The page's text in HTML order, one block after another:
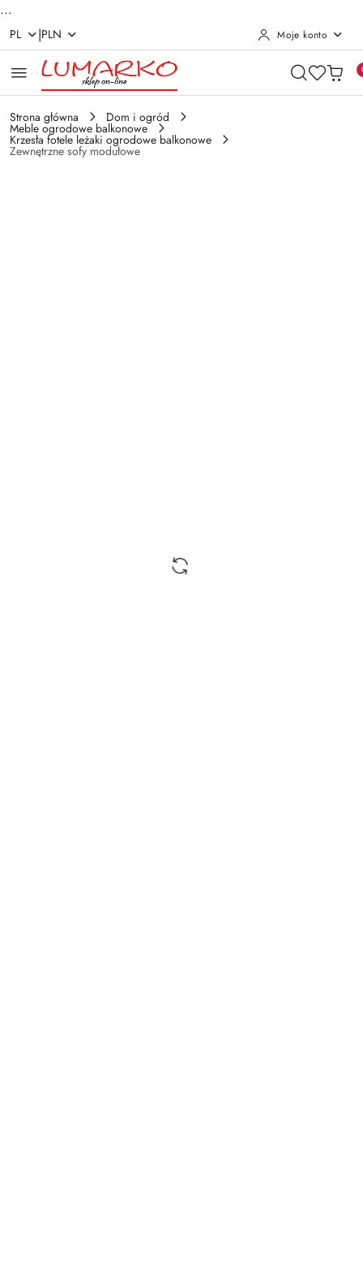
...
Przejdź do treści głównej
Przejdź do wyszukiwarki
Przejdź do moje konto
Przejdź do menu głównego
Przejdź do opisu produktu
Przejdź do stopki
PL |PLN Moje konto
Strona główna Dom i ogród
Meble ogrodowe balkonowe
Krzesła fotele leżaki ogrodowe balkonowe
Zewnętrzne sofy modułowe